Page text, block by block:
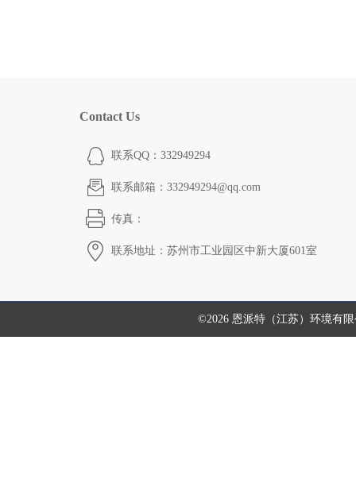
Contact Us
联系QQ：332949294
联系邮箱：332949294@qq.com
传真：
联系地址：苏州市工业园区中新大厦601室
©2026 恩派特（江苏）环境有